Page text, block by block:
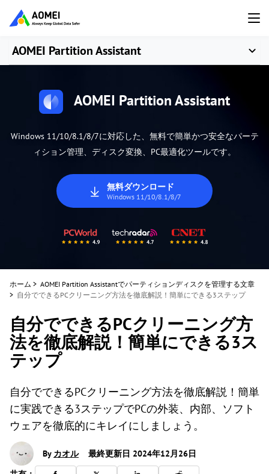
AOMEI Partition Assistant
AOMEI Partition Assistant
Windows 11/10/8.1/8/7に対応した、無料で簡単かつ安全なパーテ
ィション管理、ディスク変換、PC最適化ツールです。
無料ダウンロード
Windows 11/10/8.1/8/7
ホーム > AOMEI Partition Assistantでパーティションディスクを管理する文章
> 自分でできるPCクリーニング方法を徹底解説！簡単にできる3ステップ
自分でできるPCクリーニング方
法を徹底解説！簡単にできる3ス
テップ
自分でできるPCクリーニング方法を徹底解説！簡単
に実践できる3ステップでPCの外装、内部、ソフト
ウェアを徹底的にキレイにしましょう。
By カオル
最終更新日 2024年12月26日